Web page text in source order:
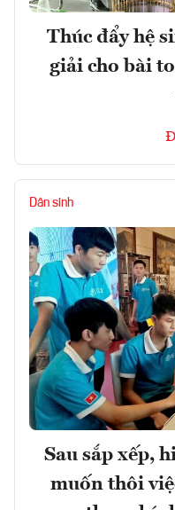
Thúc đẩy hệ
giải cho bài
Dân sinh
Sau sắp xếp,
muốn thôi